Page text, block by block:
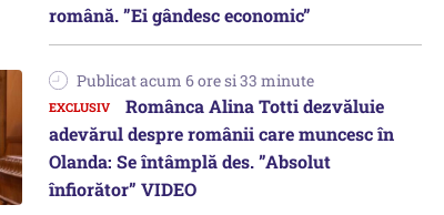
română. ”Ei gândesc economic”
Publicat acum 6 ore si 33 minute
Românca Alina Totti dezvăluie
adevărul despre românii care muncesc în
Olanda: Se întâmplă des. ”Absolut
înfiorător” VIDEO